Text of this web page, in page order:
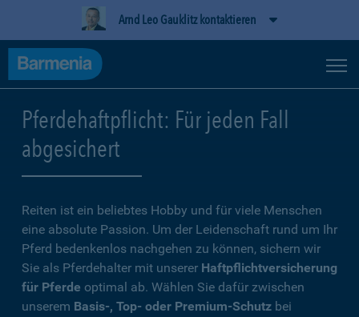
Arnd Leo Gauklitz kontaktieren
Pferdehaftpflicht: Für jeden Fall
abgesichert
Reiten ist ein beliebtes Hobby und für viele Menschen
eine absolute Passion. Um der Leidenschaft rund um Ihr
Pferd bedenkenlos nachgehen zu können, sichern wir
Sie als Pferdehalter mit unserer Haftpflichtversicherung
für Pferde optimal ab. Wählen Sie dafür zwischen
unserem Basis-, Top- oder Premium-Schutz bei